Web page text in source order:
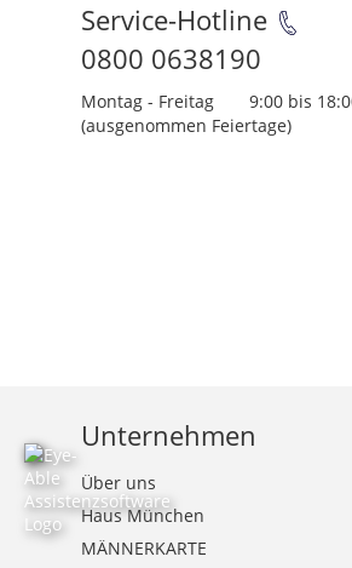
Service-Hotline
0800 0638190
Montag - Freitag
9:00 bis
(ausgenommen Feiertage)
Unternehmen
Über uns
Haus München
MÄNNERKARTE